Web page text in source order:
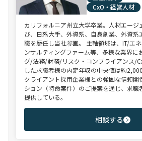
CxO・経営人材
カリフォルニア州立大学卒業。人材エージ
び、日系大手、外資系、自身創業、外資系
職を歴任し当社参画。 主軸領域は、IT/エ
ンサルティングファーム等、多様な業界に
グ/法務/財務/リスク・コンプライアンス/
した求職者様の内定年収の中央値は約
クライアント採用企業様との強固な信頼関
ション（特命案件）のご提案を通じ、求職
提供している。
相談する